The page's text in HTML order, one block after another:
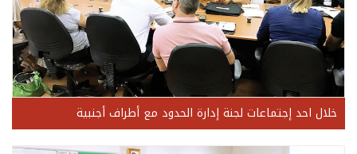
خلال احد إجتماعات لجنة إدارة الحدود مع أطراف أجنبية